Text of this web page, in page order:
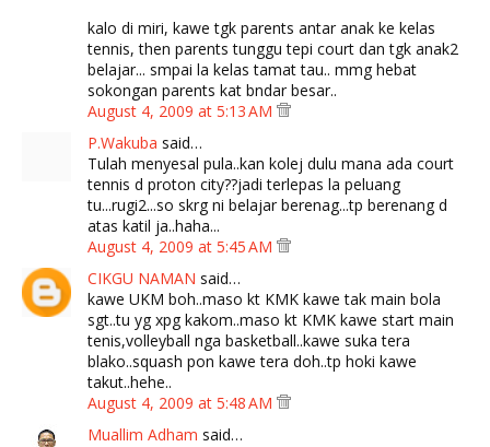
kalo di miri, kawe tgk parents antar anak ke kelas
tennis, then parents tunggu tepi court dan tgk anak2
belajar... smpai la kelas tamat tau.. mmg hebat
sokongan parents kat bndar besar..
August 4, 2009 at 5:13 AM
P.Wakuba said…
Tulah menyesal pula..kan kolej dulu mana ada court
tennis d proton city??jadi terlepas la peluang
tu...rugi2...so skrg ni belajar berenag...tp berenang d
atas katil ja..haha...
August 4, 2009 at 5:45 AM
CIKGU NAMAN said…
kawe UKM boh..maso kt KMK kawe tak main bola
sgt..tu yg xpg kakom..maso kt KMK kawe start main
tenis,volleyball nga basketball..kawe suka tera
blako..squash pon kawe tera doh..tp hoki kawe
takut..hehe..
August 4, 2009 at 5:48 AM
Muallim Adham said…